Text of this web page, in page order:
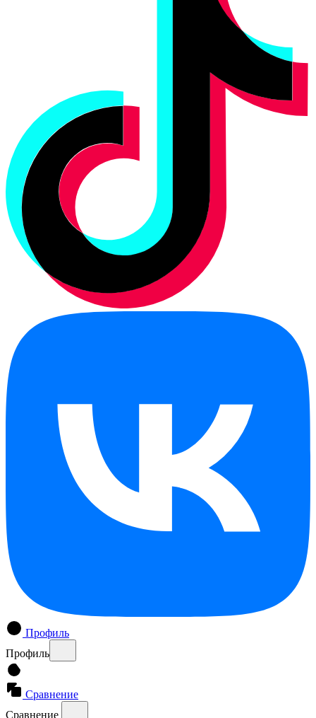
Профиль
Профиль
Сравнение
Сравнение